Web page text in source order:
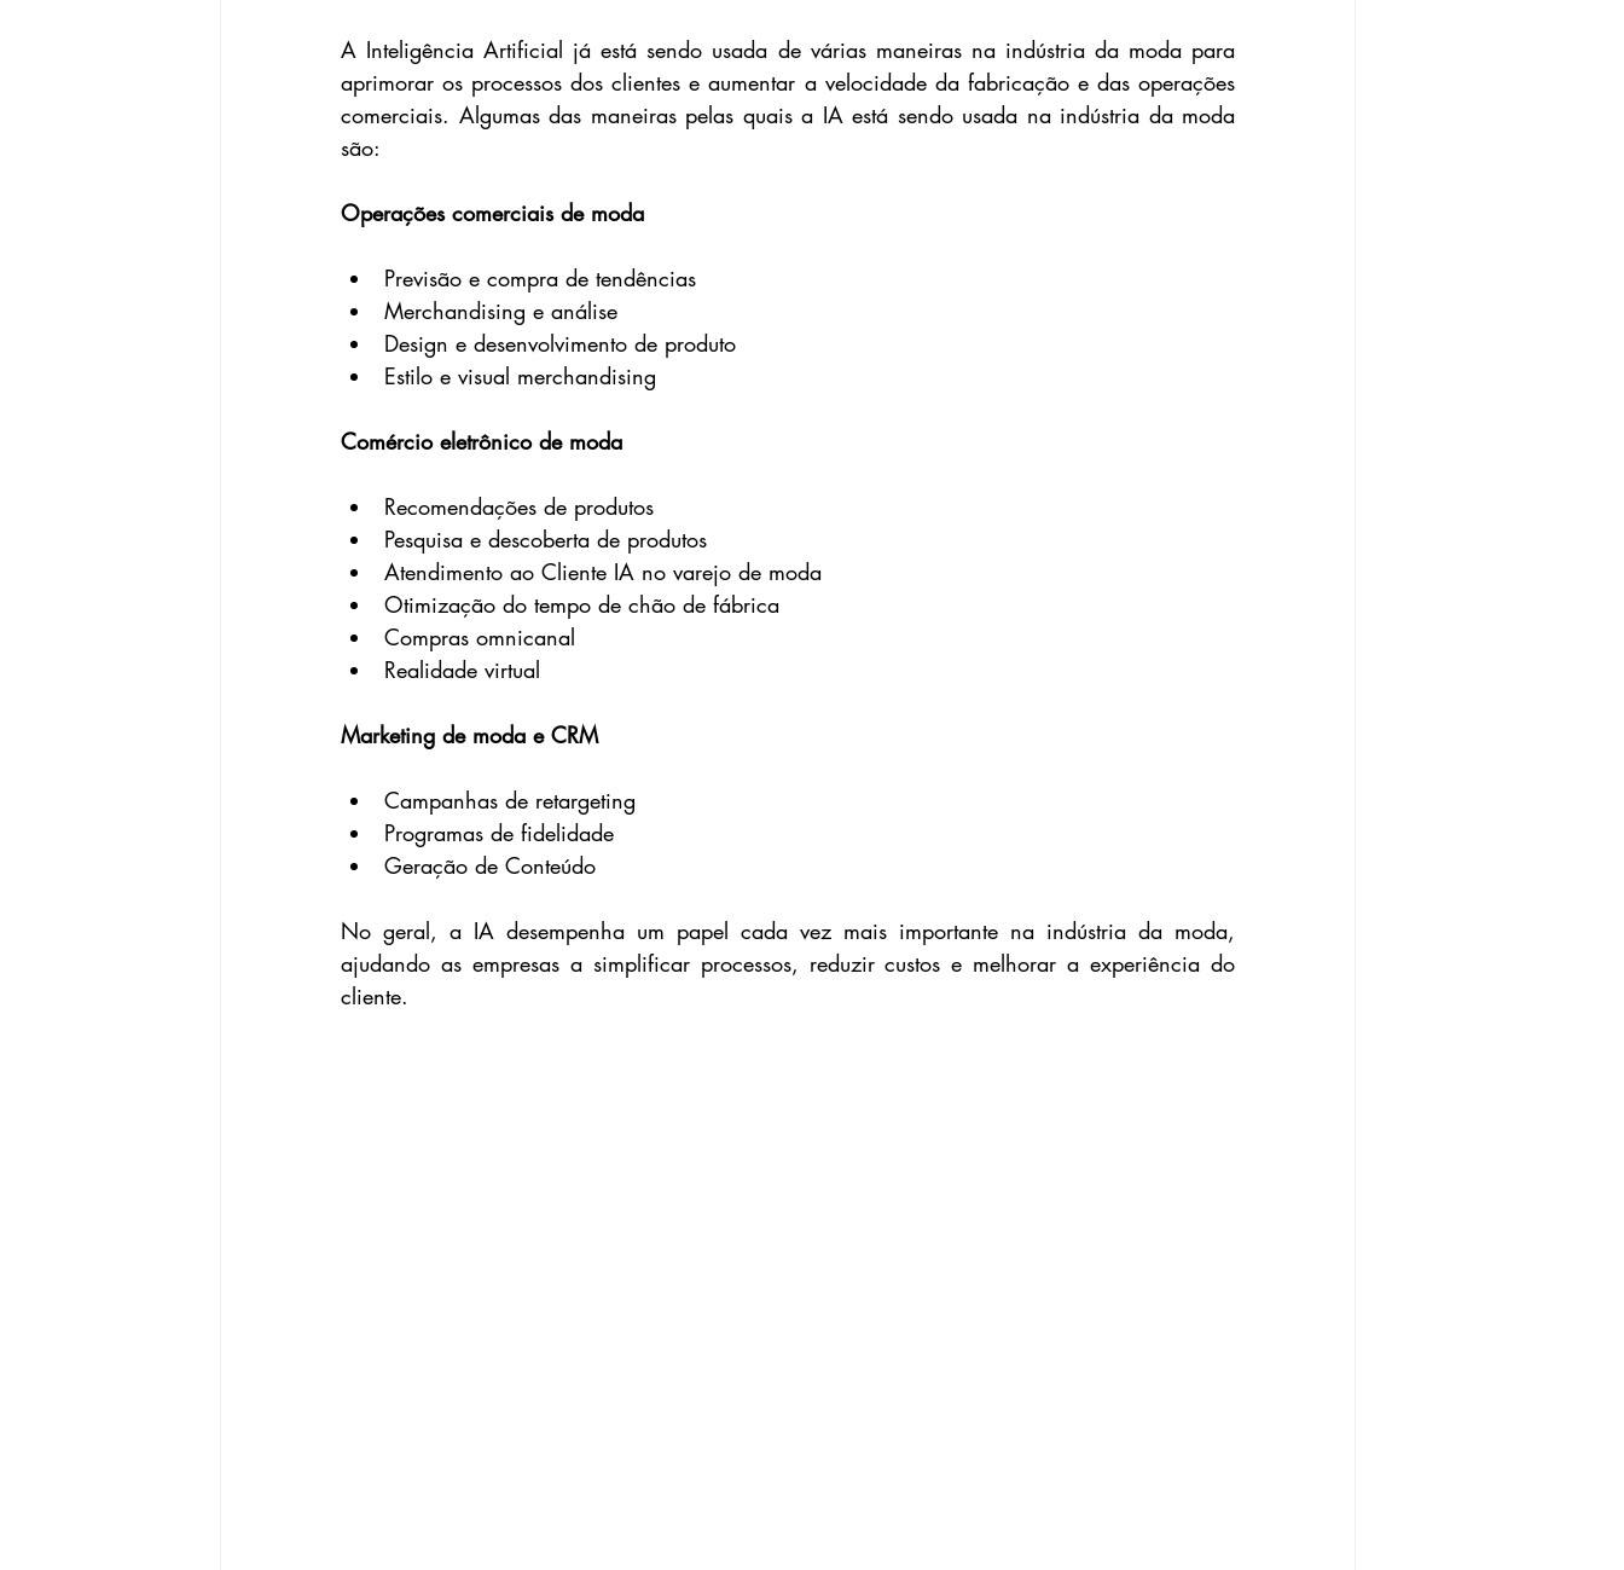
A Inteligência Artificial já está sendo usada de várias maneiras na indústria da moda para
aprimorar os processos dos clientes e aumentar a velocidade da fabricação e das operações
comerciais. Algumas das maneiras pelas quais a IA está sendo usada na indústria da moda
são:
Operações comerciais de moda
Previsão e compra de tendências
Merchandising e análise
Design e desenvolvimento de produto
Estilo e visual merchandising
Comércio eletrônico de moda
Recomendações de produtos
Pesquisa e descoberta de produtos
Atendimento ao Cliente IA no varejo de moda
Otimização do tempo de chão de fábrica
Compras omnicanal
Realidade virtual
Marketing de moda e CRM
Campanhas de retargeting
Programas de fidelidade
Geração de Conteúdo
No geral, a IA desempenha um papel cada vez mais importante na indústria da moda,
ajudando as empresas a simplificar processos, reduzir custos e melhorar a experiência do
cliente.